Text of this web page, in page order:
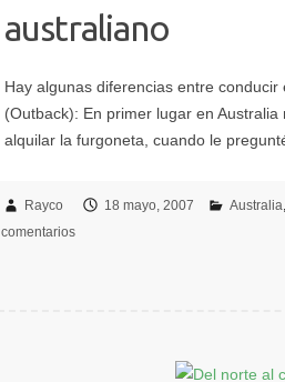
australiano
Rayco 18 mayo, 2007 Australia
comentarios